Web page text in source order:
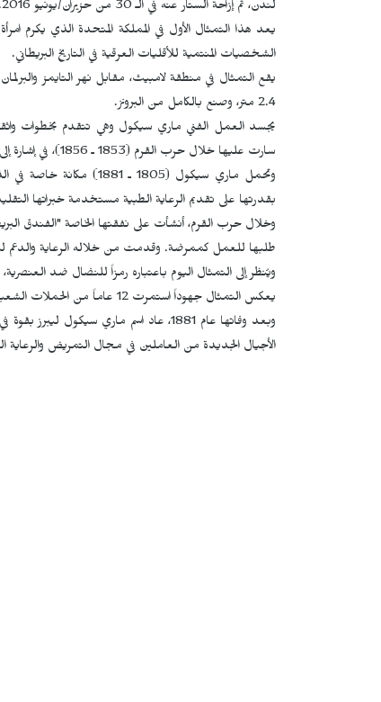
لندن، تم إزاحة الستار عنه في الـ 30 من حزيران/يونيو 2016.
يعد هذا التمثال الأول في المملكة المتحدة الذي يكرم
الشخصيات المنتمية للأقليات العرقية في التاريخ البريطاني.
يقع التمثال في منطقة لامبيث، مقابل نهر التايمز
2.4 متر، وصنع بالكامل من البرونز.
يجسد العمل الفني ماري سيكول وهي تتقدم بخطوات واثقة
سارت عليها خلال حرب القرم (1853 ـ 1856)، في إشارة إلى رحلتها الشجاعة ودورها الإنساني في مداواة الجرحى.
وتحمل ماري سيكول (1805
بقدرتها على تقديم الرعاية الطبية مستخدمة خبراتها
طلبها للعمل كممرضة. وقدمت من خلاله الرعاية والدعم
ويُنظر إلى التمثال اليوم باعتباره رمزاً للنضال ضد
يعكس التمثال جهوداً استمرت 12 عاماً من الحملات الشعبية والمؤسساتية للمطالبة بتكريمها بالشكل الذي يليق بمساهماتها.
وبعد وفاتها عام 1881، عاد اسم ماري سيكول
الأجيال الجديدة من العاملين في مجال التمريض والرعاية